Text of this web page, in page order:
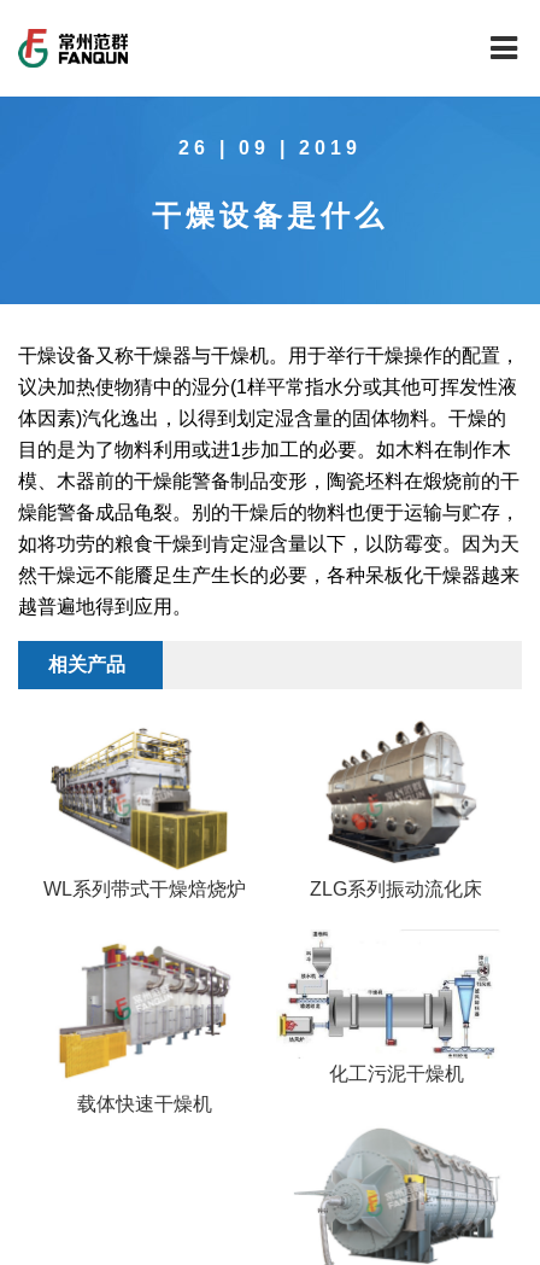
公司荣誉
范群文化
公司大事记
载体催化剂全自动生产线系列
回转圆筒干燥焙烧系列
气流干燥系列
喷雾干燥机系列
带式干燥焙烧系列
圆盘干燥机系列
桨叶式干燥系列
载体干燥系列
滚筒干燥系列
烘箱干燥系列
管束干燥系列
新能源新材料行业
制药行业
食品行业
环保行业
化工行业
技术中心
工程实验室
工程技术中心
质量监督技术中心
新闻中心
范群新闻
行业新闻
技术专栏
服务中心
常见问题
社会责任
全球契约组织成员
节能环保
公益支持
社会责任报告
绿色发展
绿色供应链
联系我们
26 | 09 | 2019
干燥设备是什么
干燥设备又称干燥器与干燥机。用于举行干燥操作的配置，
议决加热使物猜中的湿分(1样平常指水分或其他可挥发性液
体因素)汽化逸出，以得到划定湿含量的固体物料。干燥的
目的是为了物料利用或进1步加工的必要。如木料在制作木
模、木器前的干燥能警备制品变形，陶瓷坯料在煅烧前的干
燥能警备成品龟裂。别的干燥后的物料也便于运输与贮存，
如将功劳的粮食干燥到肯定湿含量以下，以防霉变。因为天
然干燥远不能餍足生产生长的必要，各种呆板化干燥器越来
越普遍地得到应用。
相关产品
WL系列带式干燥焙烧炉 ZLG系列振动流化床
载体快速干燥机
化工污泥干燥机